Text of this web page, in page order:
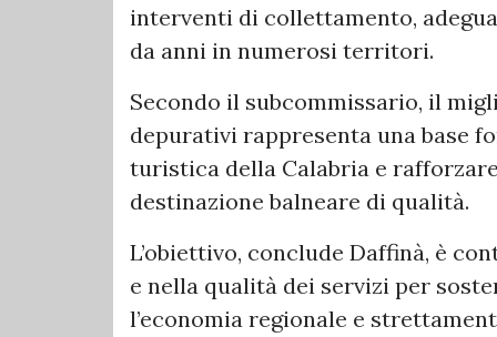
interventi di collettamento,
da anni in numerosi territori.
Secondo il subcommissario, il
depurativi rappresenta una base
turistica della Calabria e
destinazione balneare di qualità.
L’obiettivo, conclude Daffinà, è
e nella qualità dei servizi per
l’economia regionale e